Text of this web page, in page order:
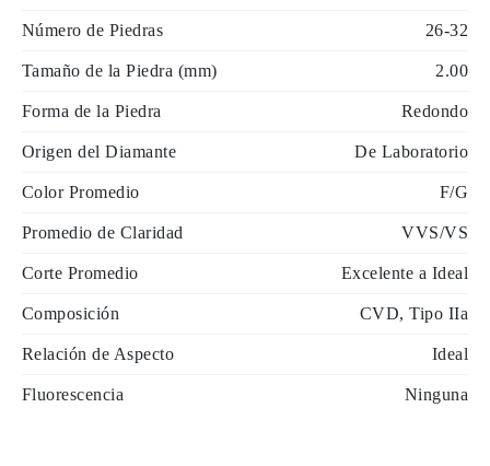
Número de Piedras 26-32
Tamaño de la Piedra (mm) 2.00
Forma de la Piedra Redondo
Origen del Diamante De Laboratorio
Color Promedio F/G
Promedio de Claridad VVS/VS
Corte Promedio Excelente a Ideal
Composición CVD, Tipo IIa
Relación de Aspecto Ideal
Fluorescencia Ninguna